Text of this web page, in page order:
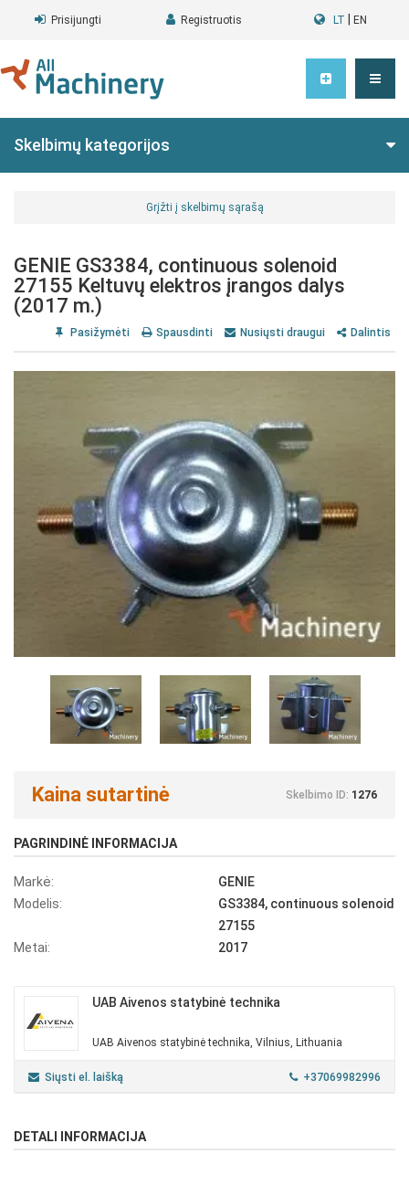
Prisijungti Registruotis LT EN
Skelbimų kategorijos
Grįžti į skelbimų sąrašą
GENIE GS3384, continuous solenoid
27155 Keltuvų elektros įrangos dalys
(2017 m.)
Pasižymėti Spausdinti Nusiųsti draugui Dalintis
Kaina sutartinė Skelbimo ID: 1276
PAGRINDINĖ INFORMACIJA
Markė:
GENIE
Modelis:
GS3384, continuous solenoid
27155
Metai:
2017
UAB Aivenos statybinė technika
UAB Aivenos statybinė technika, Vilnius, Lithuania
Siųsti el. laišką +37069982996
DETALI INFORMACIJA